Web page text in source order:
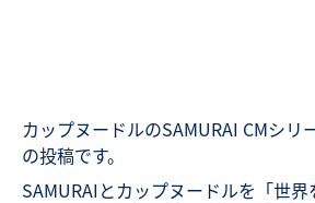
カップヌードルのSAMURAI CMシリ
の投稿です。
SAMURAIとカップヌードルを「世